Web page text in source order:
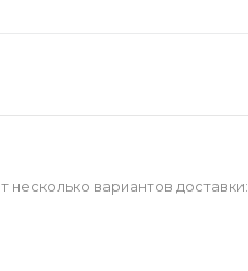
несколько вариантов доставки: